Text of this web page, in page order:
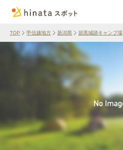
TOP 甲信越地方 新潟県 節黒城跡キャンプ場